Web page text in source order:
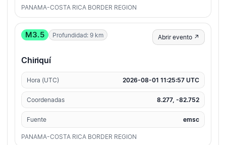
PANAMA-COSTA RICA BORDER REGION
M3.5 Profundidad: 9 km Abrir evento ↗
Chiriquí
Hora (UTC) 2026-08-01 11:25:57 UTC
Coordenadas 8.277, -82.752
Fuente emsc
PANAMA-COSTA RICA BORDER REGION